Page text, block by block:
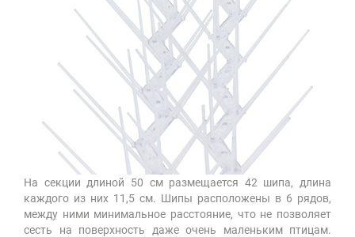
На секции длиной 50 см размещается 42 шипа, длина
каждого из них 11,5 см. Шипы расположены в 6 рядов,
между ними минимальное расстояние, что не позволяет
сесть на поверхность даже очень маленьким птицам.